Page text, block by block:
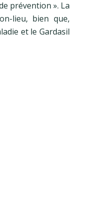
prévention ». La
lieu, bien que,
et le Gardasil